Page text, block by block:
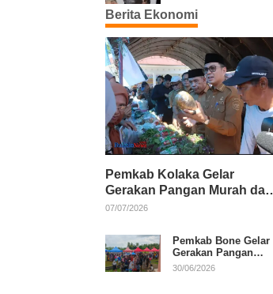
Putusan MK
Berita Ekonomi
Pemkab Kolaka Gelar
Gerakan Pangan Murah dan
Salurkan Pupuk Organik
07/07/2026
Pemkab Bone Gelar
Gerakan Pangan
Murah, Warga Serbu
30/06/2026